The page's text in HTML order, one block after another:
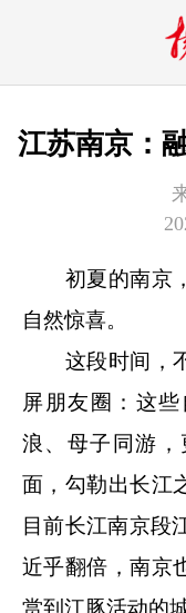
江苏南京：
初夏的南京，
自然惊喜。
这段时间，不
屏朋友圈：这
浪、母子同游
面，勾勒出长江
目前长江南京段
近乎翻倍，南京
赏到江豚活动的城